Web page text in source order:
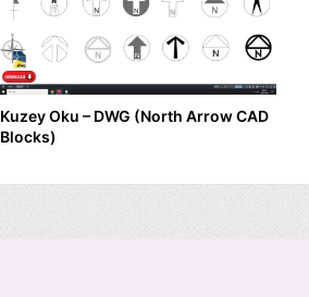
Kuzey Oku – DWG (North Arrow CAD
Blocks)